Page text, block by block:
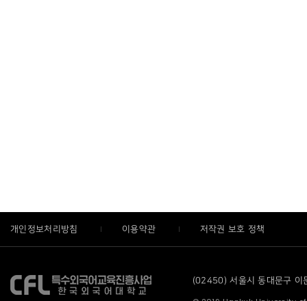
개인정보처리방침 이용약관 저작권 보호 정책
(02450) 서울시 동대문구